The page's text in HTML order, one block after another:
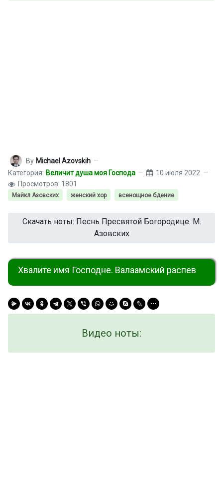
By Michael Azovskih
Категория: Величит душа моя Господа
10 июля 2022
Просмотров: 1801
Майкл Азовских женский хор всенощное бдение
Скачать ноты: Песнь Пресвятой Богородице. М.
Азовских
Хвалите имя Господне. Валаамский распев
Видео ноты: